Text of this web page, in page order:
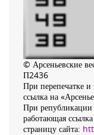
© Арсеньевские
П2436
При перепечатке
ссылка на
При републикации
работающая
страницу сайта: